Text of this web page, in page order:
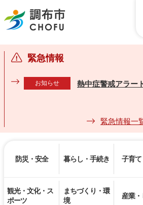
調布市
緊急情報
お知らせ 熱中症警戒アラー
緊急情報一
防災・安全 暮らし・手続き 子育て
観光・文化・ス
ポーツ
まちづくり・環
境
産業